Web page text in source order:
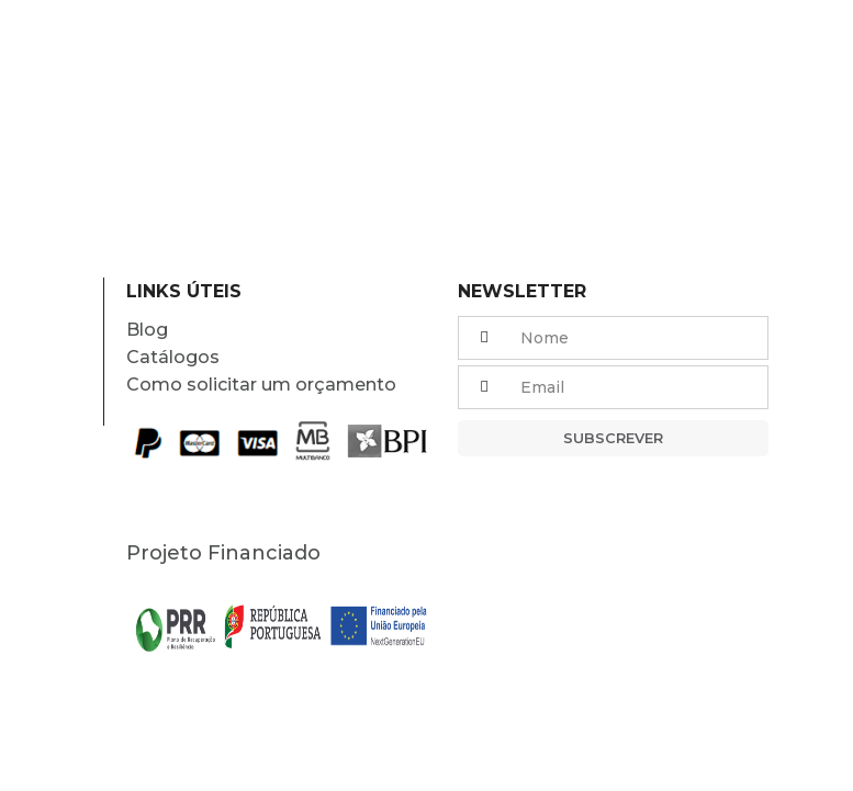
LINKS ÚTEIS
Blog
Catálogos
Como solicitar um orçamento
Projeto Financiado
NEWSLETTER
SUBSCREVER